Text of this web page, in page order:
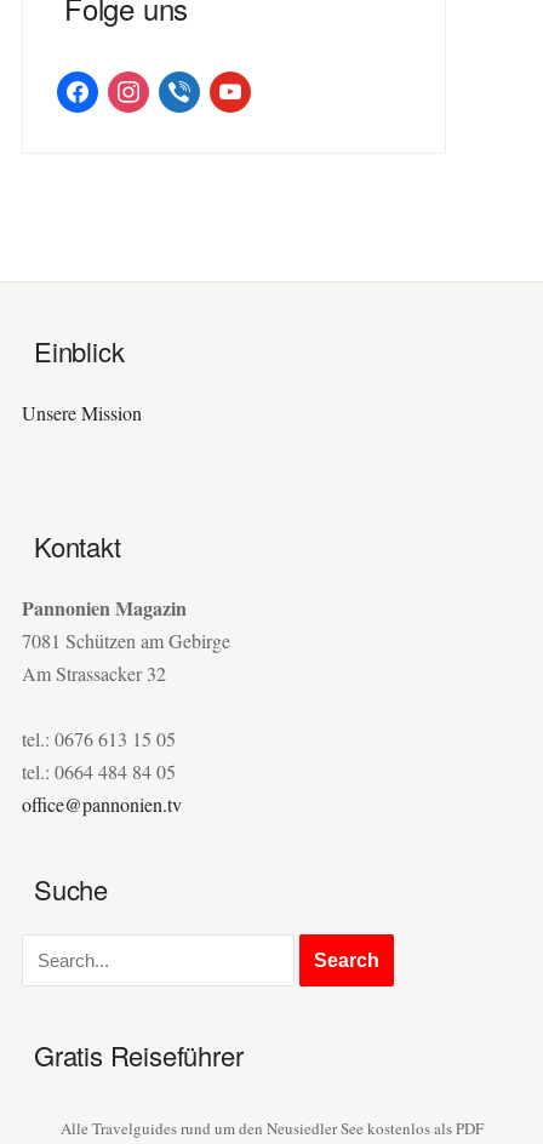
facebookinstagramviber youtube
Einblick
Unsere Mission
Kontakt
Pannonien Magazin
7081 Schützen am Gebirge
Am Strassacker 32
tel.: 0676 613 15 05
tel.: 0664 484 84 05
office@pannonien.tv
Suche
Gratis Reiseführer
Alle Travelguides rund um den Neusiedler See kostenlos als PDF